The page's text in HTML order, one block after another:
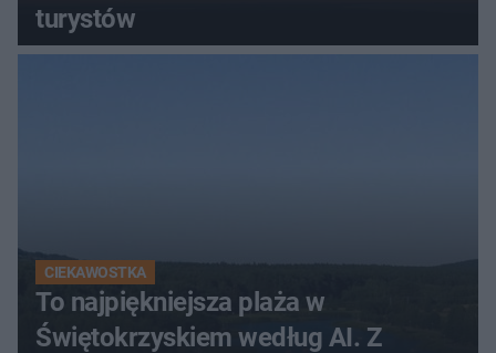
turystów
CIEKAWOSTKA
To najpiękniejsza plaża w
Świętokrzyskiem według AI. Z